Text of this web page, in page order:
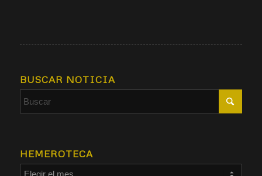
BUSCAR NOTICIA
HEMEROTECA